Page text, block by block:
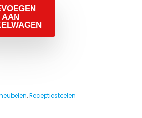
AAN
,Receptiestoelen